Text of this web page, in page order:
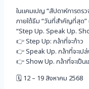
ในแคมเปญ “สัปดาห์การตร
ภายใต้ธีม “วันที่สำคัญที่สุด
“Step Up. Speak Up.
👉 Step Up: กล้าที่จะก้าว
👉 Speak Up. กล้าที่จะเปล่
👉 Show Up. กล้าที่จะเป็น
🗓 12 – 19 สิงหาคม 2568